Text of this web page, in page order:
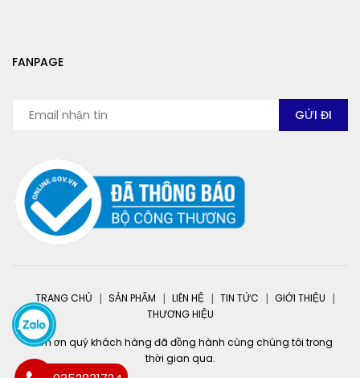
FANPAGE
TRANG CHỦ SẢN PHẨM LIÊN HỆ TIN TỨC
GIỚI THIỆU
THƯƠNG HIỆU
Cảm ơn quý khách hàng đã đồng hành cùng chúng tôi trong
thời gian qua.